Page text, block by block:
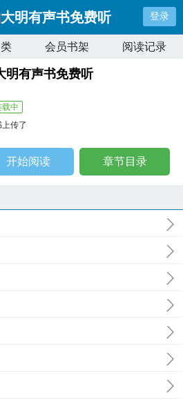
明有声书免费听 登录
会员书架 阅读记录
明有声书免费听
载中
传了
开始阅读 章节目录